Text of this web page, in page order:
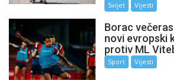
Svijet Vijesti
Borac
novi evropski
protiv ML
Sport Vijesti